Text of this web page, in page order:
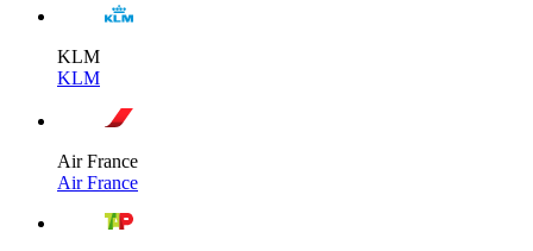
KLM
KLM
Air France
Air France